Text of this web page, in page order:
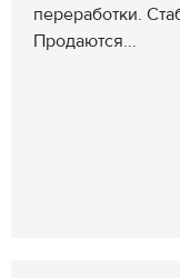
переработки.
Продаются...